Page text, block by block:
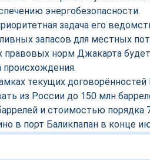
энергобезопасности.
задача его
запасов для местных
норм Джакарта
происхождения.
текущих
из России до 150 млн
и стоимостью порядка
в порт Баликпапан в конце